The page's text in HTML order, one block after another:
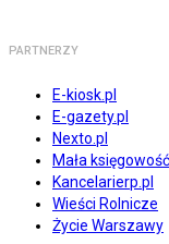
PARTNERZY
E-kiosk.pl
E-gazety.pl
Nexto.pl
Mała księgowość
Kancelarierp.pl
Wieści Rolnicze
Życie Warszawy